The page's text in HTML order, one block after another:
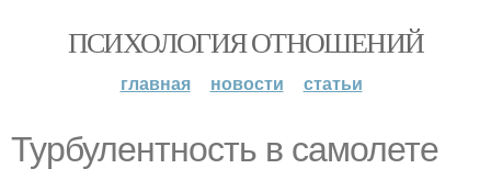
ПСИХОЛОГИЯ ОТНОШЕНИЙ
главная новости статьи
Турбулентность в самолете